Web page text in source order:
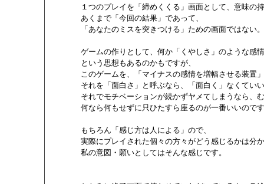
１つのプレイを「締めくくる」画面として、意味の
       あくまで「今回の結果」であって、
       「あなたのミスを突きつける」ための画面ではない。
ゲームの作りとして、何か「くやしさ」のような感
       という思想もあるのかもですが、
このゲームを、「マイナスの感情を増幅させる装置
それを「面白さ」と呼ぶなら、「面白く」なくてい
それでモチベーションが続かずヤメてしまうなら、
何なら何もせずに只ひたすら座るのが一番いいので
       もちろん「感じ方は人による」ので、
実際にプレイされた個々の方々がどう感じるかは分
       私の意図・願いとしてはそんな感じです。